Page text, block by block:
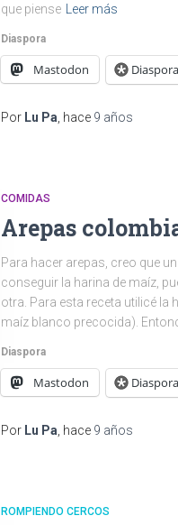
que piense
Leer más
Diaspora
Mastodon Diaspora
Por Lu Pa , hace 9 años
COMIDAS
Arepas
Para hacer arepas, creo que
conseguir la harina de maíz,
otra. Para esta receta utilicé la
maíz blanco precocida).
Diaspora
Mastodon Diaspora
Por Lu Pa , hace 9 años
ROMPIENDO CERCOS